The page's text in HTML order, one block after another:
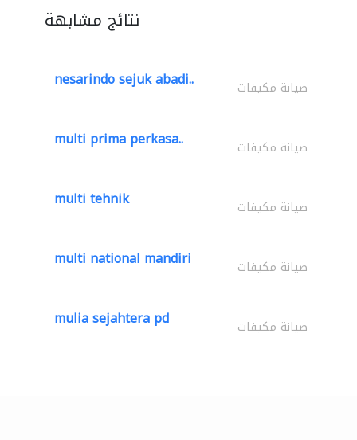
نتائج مشابهة
nesarindo sejuk abadi.. صيانة مكيفات
multi prima perkasa.. صيانة مكيفات
multi tehnik صيانة مكيفات
multi national mandiri صيانة مكيفات
mulia sejahtera pd صيانة مكيفات